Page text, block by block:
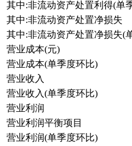
其中:非流动资产处置利得(单
其中:非流动资产处置净损失
其中:非流动资产处置净损失(
营业成本(元)
营业成本(单季度环比)
营业收入
营业收入(单季度环比)
营业利润
营业利润平衡项目
营业利润(单季度环比)